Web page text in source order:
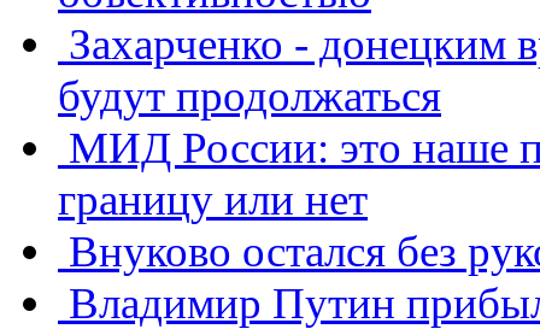
Захарченко - донецким
будут продолжаться
МИД России: это наше
границу или нет
Внуково остался без
Владимир Путин